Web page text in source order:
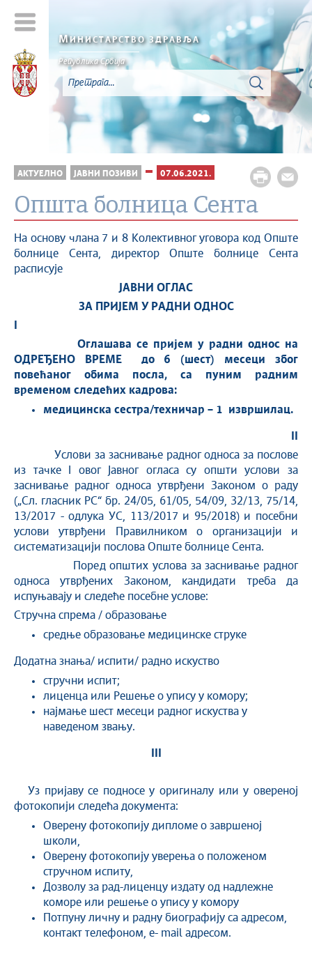
МИНИСТАРСТВО ЗДРАВЉА
Република Србија
АКТУЕЛНО ЈАВНИ ПОЗИВИ 07.06.2021.
Oпшта болница Сента
На основу члана 7 и 8 Колективног уговора код Опште
болнице Сента, директор Опште болнице Сента
расписује
ЈАВНИ О ГЛАС
ЗА ПРИЈЕМ У РАДНИ ОДНОС
Оглашава се пријем у радни однос на
ОДРЕЂЕНО ВРЕМЕ до 6 (шест) месеци због
повећаног обима посла, са пуним радним
временом следећих кадрова:
медицинска сестра/техничар – 1 извршилац.
Услови за заснивање радног односа за послове
из тачке I овог Јавног огласа су општи услови за
заснивање радног односа утврђени Законом о раду
(„Сл. гласник РС“ бр. 24/05, 61/05, 54/09, 32/13, 75/14,
13/2017 - одлука УС, 113/2017 и 95/2018) и посебни
услови утврђени Правилником о организацији и
систематизацији послова Опште болнице Сента.
Поред општих услова за заснивање радног
односа утврђених Законом, кандидати треба да
испуњавају и следеће посебне услове:
Стручна спрема / образовање
средње образовање медицинске струке
Додатна знања/ испити/ радно искуство
стручни испит;
лиценца или Решење о упису у комору;
најмање шест месеци радног искуства у
наведеном звању.
Уз пријаву се подносе у оригиналу или у овереној
фотокопији следећа документа:
Оверену фотокопију дипломе о завршеној
школи,
Оверену фотокопију уверења о положеном
стручном испиту,
Дозволу за рад-лиценцу издату од надлежне
коморе или решење о упису у комору
Потпуну личну и радну биографију са адресом,
контакт телефоном, е- mail адресом.